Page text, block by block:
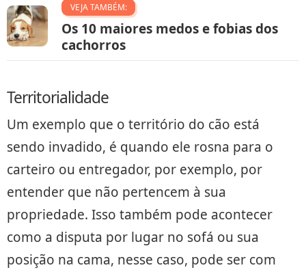
VEJA TAMBÉM:
Os 10 maiores medos e fobias dos
cachorros
Territorialidade
Um exemplo que o território do cão está
sendo invadido, é quando ele rosna para o
carteiro ou entregador, por exemplo, por
entender que não pertencem à sua
propriedade. Isso também pode acontecer
como a disputa por lugar no sofá ou sua
posição na cama, nesse caso, pode ser com